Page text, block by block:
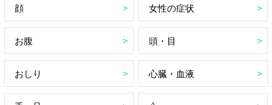
顔 女性の症状
お腹 頭・目
おしり 心臓・血液